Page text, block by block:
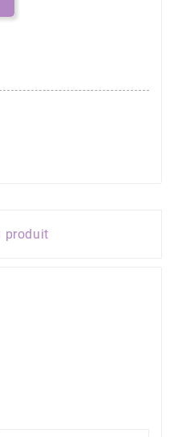
produit